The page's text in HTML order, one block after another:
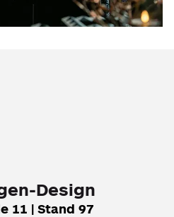
Design
11 | Stand 97